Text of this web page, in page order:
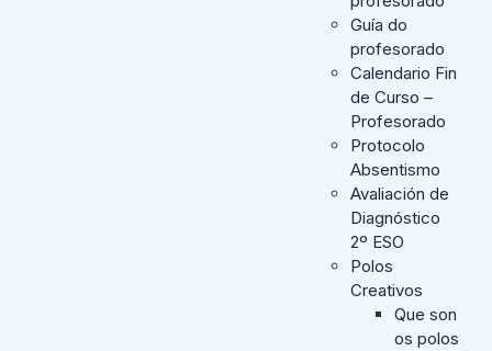
Guía do
profesorado
Calendario Fin
de Curso –
Profesorado
Protocolo
Absentismo
Avaliación de
Diagnóstico
2º ESO
Polos
Creativos
Que son
os polos